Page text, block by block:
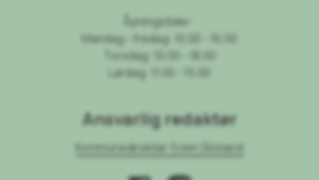
Åpningstider:
Mandag - fredag: 10.00 - 16.00
Torsdag: 10.00 - 18.00
Lørdag: 11.00 - 15.00
Ansvarlig redaktør
Kommunedirektør Svein Skisland